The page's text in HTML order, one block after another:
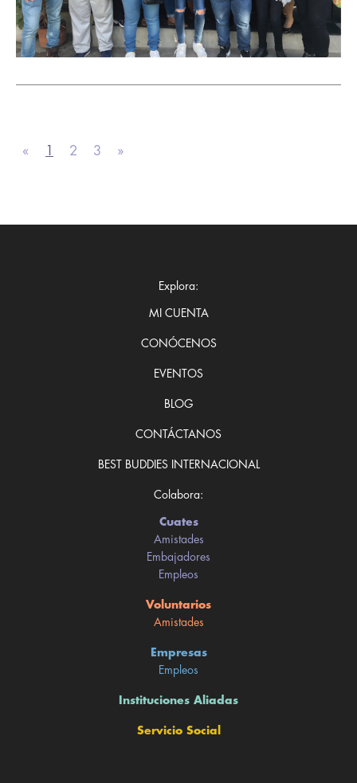
« 1 2 3 »
Explora:
MI CUENTA
CONÓCENOS
EVENTOS
BLOG
CONTÁCTANOS
BEST BUDDIES INTERNACIONAL
Colabora:
Cuates
Amistades
Embajadores
Empleos
Voluntarios
Amistades
Empresas
Empleos
Instituciones Aliadas
Servicio Social